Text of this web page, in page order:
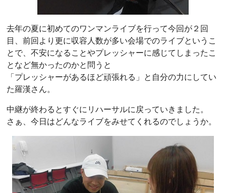
去年の夏に初めてのワンマンライブを行って今回が２回
目、前回より更に収容人数が多い会場でのライブというこ
とで、不安になることやプレッシャーに感じてしまったこ
となど無かったのかと問うと
「プレッシャーがあるほど頑張れる」と自分の力にしてい
た羅漢さん。
中継が終わるとすぐにリハーサルに戻っていきました。
さぁ、今日はどんなライブをみせてくれるのでしょうか。